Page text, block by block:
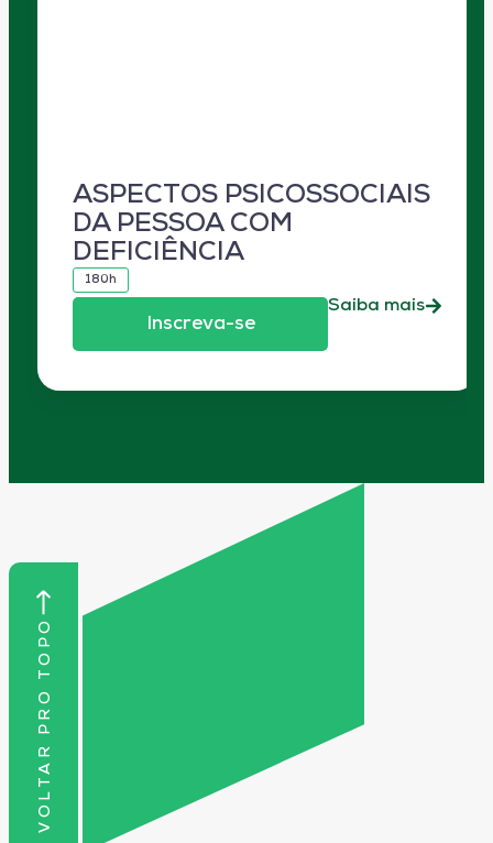
ASPECTOS PSICOSSOCIAIS
DA PESSOA COM
DEFICIÊNCIA
180h
Inscreva-se
Saiba mais
VOLTAR PRO TOPO